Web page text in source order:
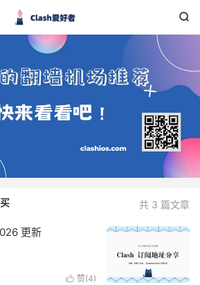

共 3 篇文章
更新
 赞(4)